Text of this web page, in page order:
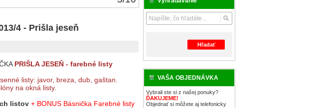
Hľadať
VAŠA OBJEDNÁVKA
Vybrali ste si z našej ponuky?
ĎAKUJEME!
Objednať si môžete aj telefonicky
4 - Prišla jeseň
PRIŠLA JESEŇ - farebné listy
listy: javor, breza, dub, gaštan.
na okná listy.
listov+ BONUS Básnička Farebné listy